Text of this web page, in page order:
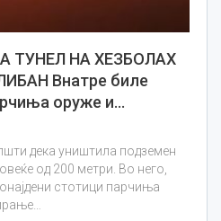
ТУНЕЛ НА ХЕЗБОЛАХ
Внатре биле
оруже и…
дека уништила подземен
од 200 метри. Во него,
стотици парчиња